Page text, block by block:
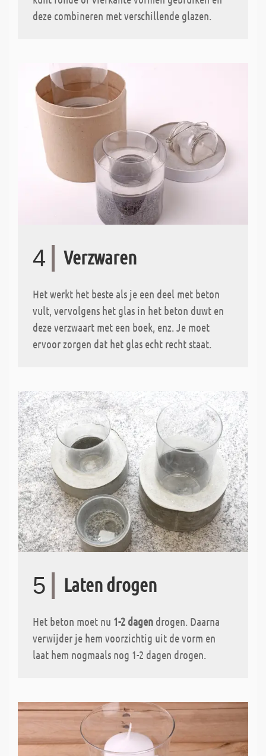
deze combineren met verschillende glazen.
4 Verzwaren
Het werkt het beste als je een deel met beton
vult, vervolgens het glas in het beton duwt en
deze verzwaart met een boek, enz. Je moet
ervoor zorgen dat het glas echt recht staat.
5 Laten drogen
Het beton moet nu 1-2 dagen drogen. Daarna
verwijder je hem voorzichtig uit de vorm en
laat hem nogmaals nog 1-2 dagen drogen.